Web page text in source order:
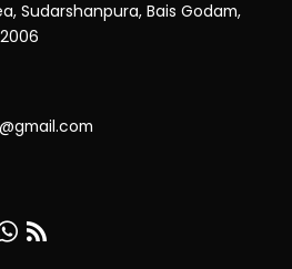
Sudarshanpura, Bais Godam,